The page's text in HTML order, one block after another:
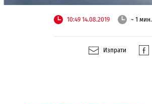
10:49 14.08.2019 ~ 1 мин.
Изпрати